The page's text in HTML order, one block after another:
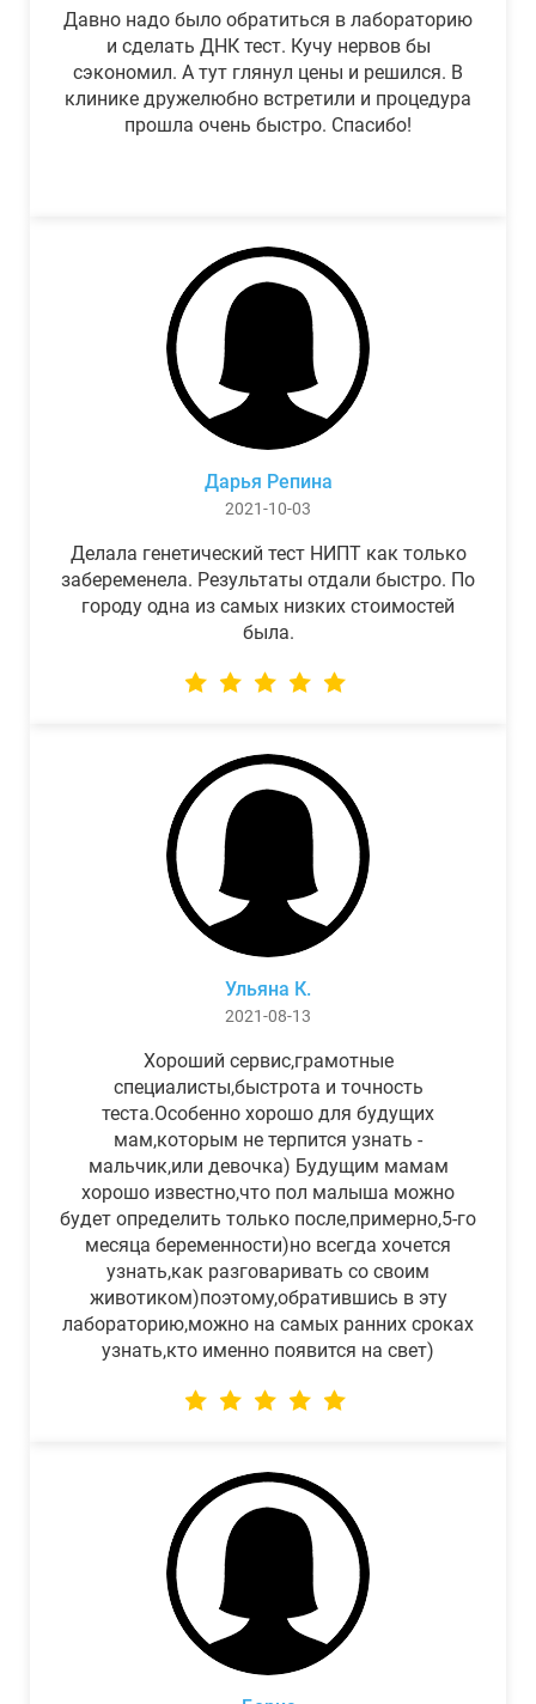
Давно надо было обратиться в лабораторию
и сделать ДНК тест. Кучу нервов бы
сэкономил. А тут глянул цены и решился. В
клинике дружелюбно встретили и процедура
прошла очень быстро. Спасибо!
Дарья Репина
2021-10-03
Делала генетический тест НИПТ как только
забеременела. Результаты отдали быстро. По
городу одна из самых низких стоимостей
была.
Ульяна К.
2021-08-13
Хороший сервис,грамотные
специалисты,быстрота и точность
теста.Особенно хорошо для будущих
мам,которым не терпится узнать -
мальчик,или девочка) Будущим мамам
хорошо известно,что пол малыша можно
будет определить только после,примерно,5-го
месяца беременности)но всегда хочется
узнать,как разговаривать со своим
животиком)поэтому,обратившись в эту
лабораторию,можно на самых ранних сроках
узнать,кто именно появится на свет)